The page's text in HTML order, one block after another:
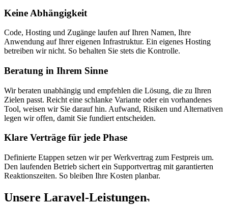
Keine Abhängigkeit
Code, Hosting und Zugänge laufen auf Ihren Namen, Ihre
Anwendung auf Ihrer eigenen Infrastruktur. Ein eigenes Hosting
betreiben wir nicht. So behalten Sie stets die Kontrolle.
Beratung in Ihrem Sinne
Wir beraten unabhängig und empfehlen die Lösung, die zu Ihren
Zielen passt. Reicht eine schlanke Variante oder ein vorhandenes
Tool, weisen wir Sie darauf hin. Aufwand, Risiken und Alternativen
legen wir offen, damit Sie fundiert entscheiden.
Klare Verträge für jede Phase
Definierte Etappen setzen wir per Werkvertrag zum Festpreis um.
Den laufenden Betrieb sichert ein Supportvertrag mit garantierten
Reaktionszeiten. So bleiben Ihre Kosten planbar.
Unsere Laravel-Leistungen